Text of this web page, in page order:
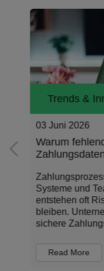
Trends &
03 Juni 2026
Warum
Systeme und
entstehen oft
bleiben.
sichere
Read More